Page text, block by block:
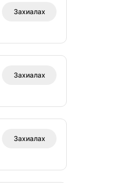
Захиалах
Захиалах
Захиалах